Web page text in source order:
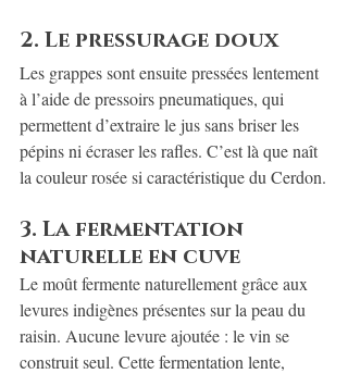
2. Le pressurage doux
Les grappes sont ensuite pressées lentement
à l’aide de pressoirs pneumatiques, qui
permettent d’extraire le jus sans briser les
pépins ni écraser les rafles. C’est là que naît
la couleur rosée si caractéristique du Cerdon.
3. La fermentation
naturelle en cuve
Le moût fermente naturellement grâce aux
levures indigènes présentes sur la peau du
raisin. Aucune levure ajoutée : le vin se
construit seul. Cette fermentation lente,